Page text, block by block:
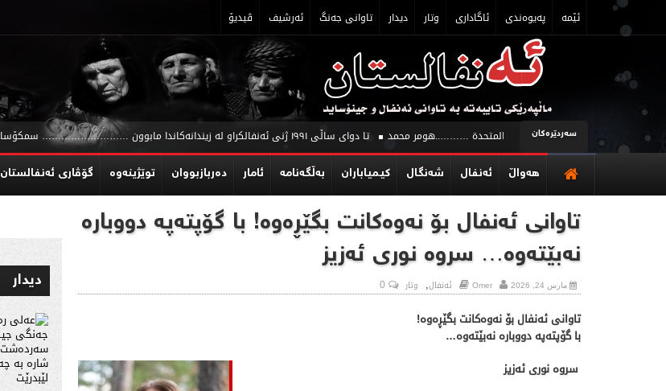
ڤیدیۆ ئه‌رشیف تاوانی جه‌نگ دیدار وتار ئاگاداری په‌یوه‌ندی ئێمه‌
سه‌ردێره‌كان تا دوای ساڵی ١٩٩١ ژنی ئەنفالكراو لە زیندانەكاندا مابوون ……………………… سمكۆسابیر قراءة نقدية لمنشورات الأمم المتحدة ………..هومر محمد
هه‌واڵ ئه‌نفال شه‌نگال كیمیاباران به‌ڵگه‌نامه‌ ئامار دەربازبووان توێژینه‌وه‌ گۆڤاری ئەنفالستان
تاوانی ئەنفال بۆ نەوەکانت بگێڕەوە! با گۆپتەپە دووبارە
نەبێتەوە… سروە نوری ئەزیز
مارس 24, 2026 Omer ئه‌نفال, وتار
تاوانی ئەنفال بۆ نەوەکانت بگێڕەوە!
با گۆپتەپە دووبارە نەبێتەوە…
سروە نوری ئەزیز
دیدار